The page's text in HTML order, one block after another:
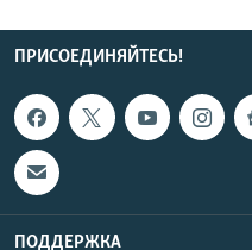
ПРИСОЕДИНЯЙТЕСЬ!
ПОДДЕРЖКА